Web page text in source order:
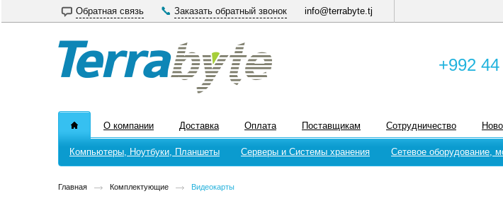
Обратная связь Заказать обратный звонок info@terrabyte.tj
+992
О компании Доставка Оплата Поставщикам Сотрудничество
Компьютеры, Ноутбуки, Планшеты Серверы и Системы хранения Сетевое оборудование,
Главная Комплектующие Видеокарты